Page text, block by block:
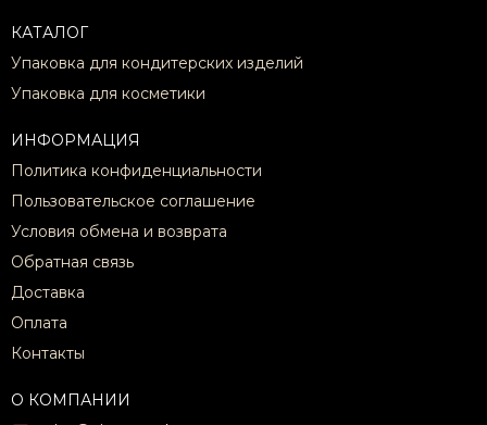
КАТАЛОГ
Упаковка для кондитерских изделий
Упаковка для косметики
ИНФОРМАЦИЯ
Политика конфиденциальности
Пользовательское соглашение
Условия обмена и возврата
Обратная связь
Доставка
Оплата
Контакты
О КОМПАНИИ